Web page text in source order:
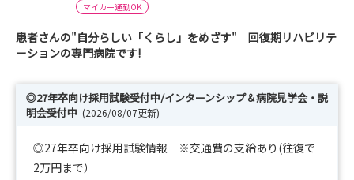
マイカー通勤OK
患者さんの"自分らしい「くらし」をめざす" 回復期リハビリテ
ーションの専門病院です!
◎27年卒向け採用試験受付中/インターンシップ＆病院見学会・説
明会受付中 (2026/08/07更新)
◎27年卒向け採用試験情報 ※交通費の支給あり(往復で
2万円まで）